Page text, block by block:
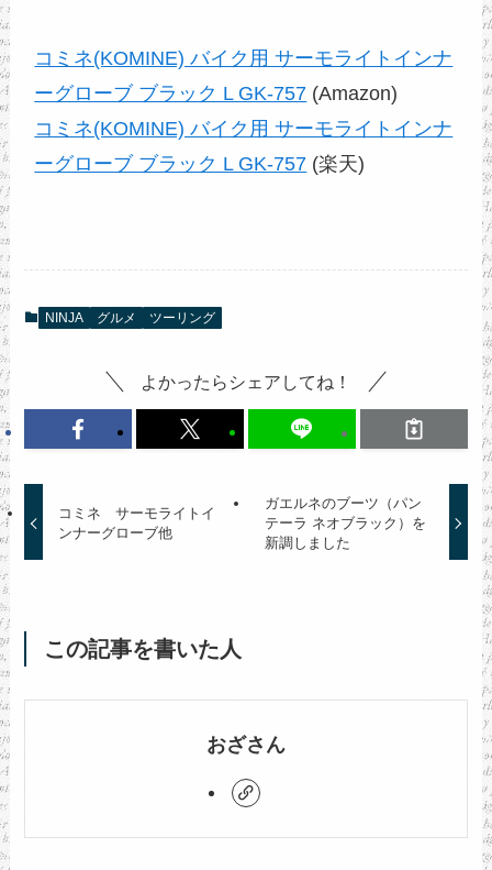
コミネ(KOMINE) バイク用 サーモライトインナ
ーグローブ ブラック L GK-757 (Amazon)
コミネ(KOMINE) バイク用 サーモライトインナ
ーグローブ ブラック L GK-757 (楽天)
NINJA グルメ ツーリング
よかったらシェアしてね！
コミネ サーモライトイ
ンナーグローブ他
ガエルネのブーツ（パン
テーラ ネオブラック）を
新調しました
この記事を書いた人
おざさん